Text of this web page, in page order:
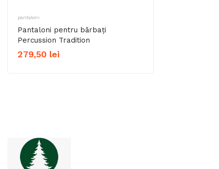
pantaloni
Pantaloni pentru bărbați
Percussion Tradition
279,50 lei